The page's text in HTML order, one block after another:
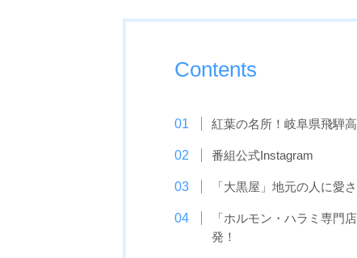
Contents
紅葉の名所！岐阜県飛騨
番組公式Instagram
「大黒屋」地元の人に愛
「ホルモン・ハラミ専門
発！